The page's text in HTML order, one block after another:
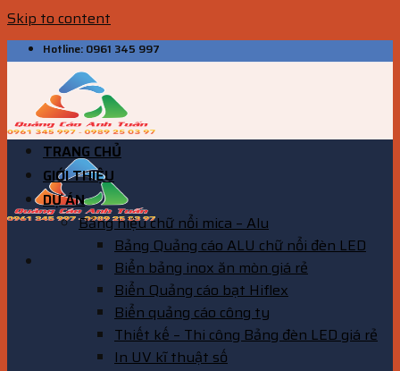
Skip to content
Hotline: 0961 345 997
TRANG CHỦ
GIỚI THIỆU
DỰ ÁN
Bảng hiệu chữ nổi mica – Alu
Bảng Quảng cáo ALU chữ nổi đèn LED
Biển bảng inox ăn mòn giá rẻ
Biển Quảng cáo bạt Hiflex
Biển quảng cáo công ty
Thiết kế – Thi công Bảng đèn LED giá rẻ
In UV kĩ thuật số